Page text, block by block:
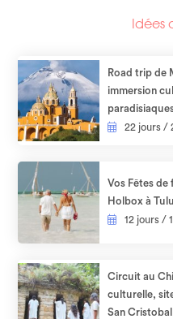
Idées
Road trip de
immersion
22 jours /
Vos Fêtes de
Holbox à
12 jours /
Circuit au
culturelle,
San